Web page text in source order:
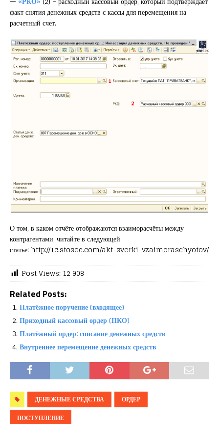
факт снятия денежных средств с кассы для перемещения на
расчетный счет.
О том, в каком отчёте отображаются взаиморасчёты между
контрагентами, читайте в следующей
статье: http://1c.stosec.com/akt-sverki-vzaimoraschyotov/
Post Views: 12 908
Related Posts:
Платёжное поручение (входящее)
Приходный кассовый ордер (ПКО)
Платёжный ордер: списание денежных средств
Внутреннее перемещение денежных средств
ДЕНЕЖНЫЕ СРЕДСТВА
ОРДЕР
ПОСТУПЛЕНИЕ